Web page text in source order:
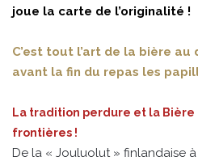
joue la carte de l’originalité !
C’est tout l’art de la bière au
avant la fin du repas les
La tradition perdure et la Bière
frontières !
De la « Jouluolut » finlandaise